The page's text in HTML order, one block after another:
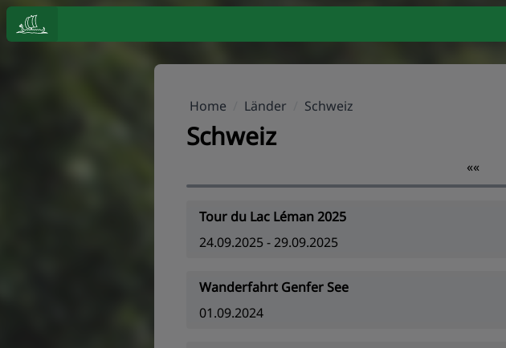
Home Länder Schweiz
Schweiz
««
Tour du Lac Léman 2025
24.09.2025 - 29.09.2025
Wanderfahrt Genfer See
01.09.2024